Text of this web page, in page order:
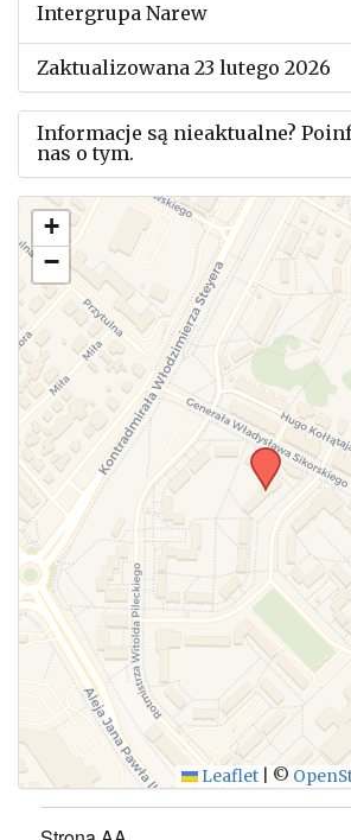
Intergrupa Narew
Zaktualizowana 23 lutego 2026
Informacje są nieaktualne?
nas o tym.
Użyj tego formularza aby
zmianach w powyższym
WYŚLIJ
+
−
Leaflet ©